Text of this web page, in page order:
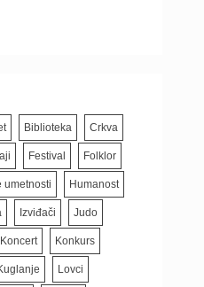
Biblioteka Crkva
Festival Folklor
umetnosti Humanost
Izviđači Judo
Koncert Konkurs
Lovci